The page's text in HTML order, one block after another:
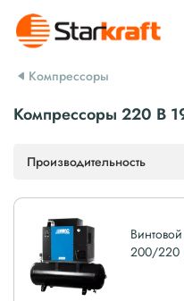
Компрессоры
Компрессоры 220 В
Производительность
200/220